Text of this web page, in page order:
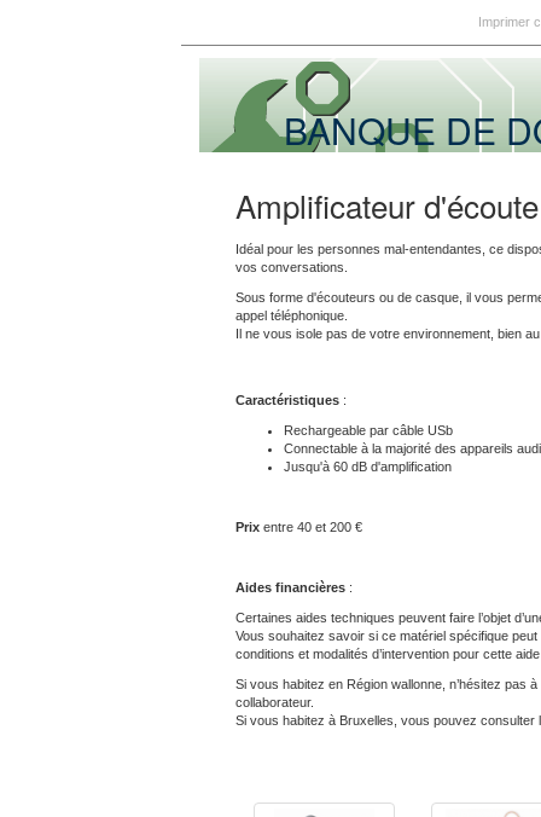
Imprimer
BANQUE DE
Amplificateur d'écoute
Idéal pour les personnes mal-entendantes, ce
vos conversations.
Sous forme d'écouteurs ou de casque, il vous
appel téléphonique.
Il ne vous isole pas de votre environnement, bien
Caractéristiques:
Rechargeable par câble USb
Connectable à la majorité des appareils
Jusqu'à 60 dB d'amplification
Prixentre 40 et 200 €
Aides financières:
Certaines aides techniques peuvent faire l’objet
Vous souhaitez savoir si ce matériel spécifique
conditions et modalités d’intervention pour cette
Si vous habitez en Région wallonne, n’hésitez pas
collaborateur.
Si vous habitez à Bruxelles, vous pouvez consulter